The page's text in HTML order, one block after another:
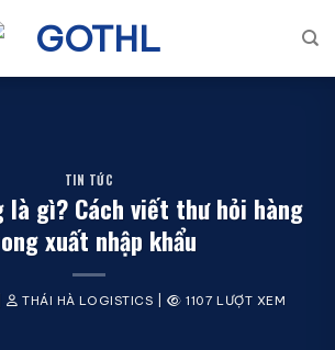
TIN TỨC
là gì? Cách viết thư hỏi hàng
xuất nhập khẩu
THÁI HÀ LOGISTICS | 1107 LƯỢT XEM